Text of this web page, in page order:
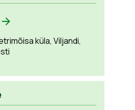
küla, Viljandi,